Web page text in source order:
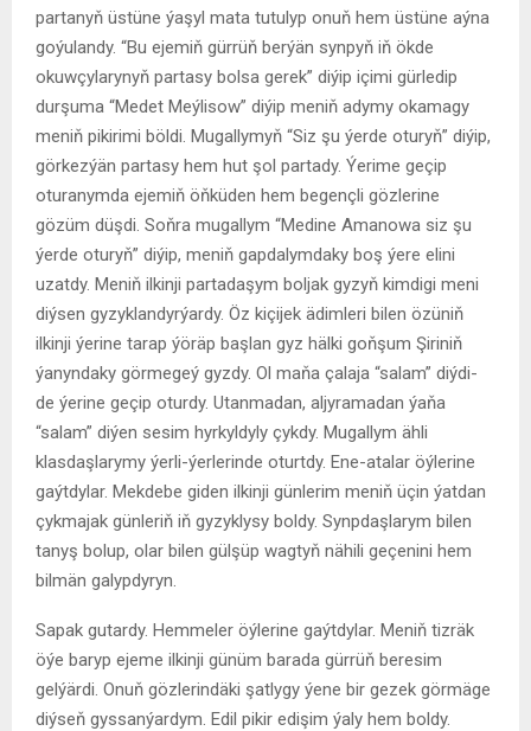
partanyň üstüne ýaşyl mata tutulyp onuň hem üstüne aýna
goýulandy. “Bu ejemiň gürrüň berýän synpyň iň ökde
okuwçylarynyň partasy bolsa gerek” diýip içimi gürledip
durşuma “Medet Meýlisow” diýip meniň adymy okamagy
meniň pikirimi böldi. Mugallymyň “Siz şu ýerde oturyň” diýip,
görkezýän partasy hem hut şol partady. Ýerime geçip
oturanymda ejemiň öňküden hem begençli gözlerine
gözüm düşdi. Soňra mugallym “Medine Amanowa siz şu
ýerde oturyň” diýip, meniň gapdalymdaky boş ýere elini
uzatdy. Meniň ilkinji partadaşym boljak gyzyň kimdigi meni
diýsen gyzyklandyrýardy. Öz kiçijek ädimleri bilen özüniň
ilkinji ýerine tarap ýöräp başlan gyz hälki goňşum Şiriniň
ýanyndaky görmegeý gyzdy. Ol maňa çalaja “salam” diýdi-
de ýerine geçip oturdy. Utanmadan, aljyramadan ýaňa
“salam” diýen sesim hyrkyldyly çykdy. Mugallym ähli
klasdaşlarymy ýerli-ýerlerinde oturtdy. Ene-atalar öýlerine
gaýtdylar. Mekdebe giden ilkinji günlerim meniň üçin ýatdan
çykmajak günleriň iň gyzyklysy boldy. Synpdaşlarym bilen
tanyş bolup, olar bilen gülşüp wagtyň nähili geçenini hem
bilmän galypdyryn.
Sapak gutardy. Hemmeler öýlerine gaýtdylar. Meniň tizräk
öýe baryp ejeme ilkinji günüm barada gürrüň beresim
gelýärdi. Onuň gözlerindäki şatlygy ýene bir gezek görmäge
diýseň gyssanýardym. Edil pikir edişim ýaly hem boldy.